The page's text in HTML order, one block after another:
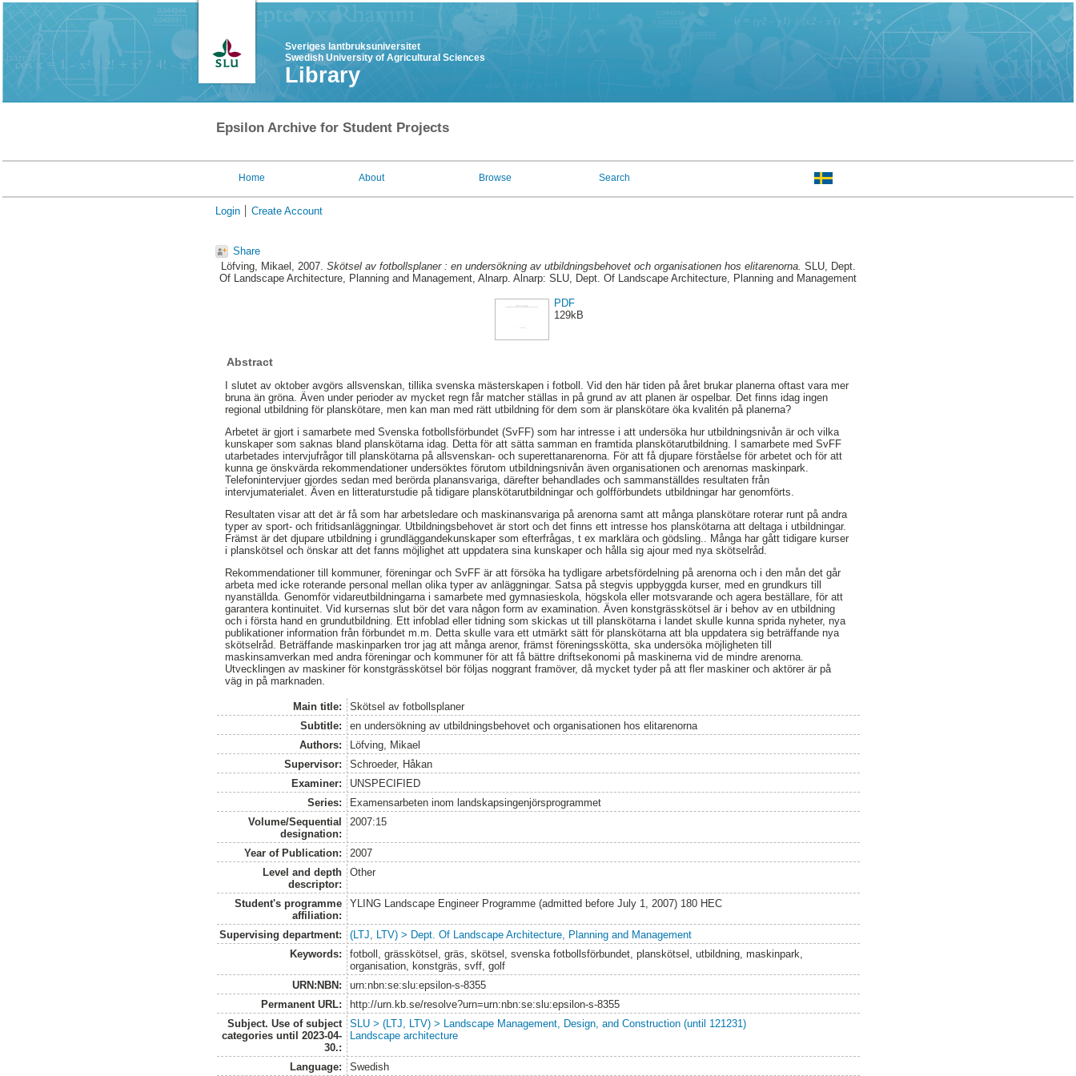
Sveriges lantbruksuniversitet
Swedish University of Agricultural Sciences
Library
Epsilon Archive for Student Projects
Home About Browse Search
Login Create Account
Share
Löfving, Mikael , 2007. Skötsel av fotbollsplaner : en undersökning av utbildningsbehovet och organisationen hos elitarenorna. SLU, Dept.
Of Landscape Architecture, Planning and Management, Alnarp. Alnarp: SLU, Dept. Of Landscape Architecture, Planning and Management
PDF
129kB
Abstract
I slutet av oktober avgörs allsvenskan, tillika svenska mästerskapen i fotboll. Vid den här tiden på året brukar planerna oftast vara mer
bruna än gröna. Även under perioder av mycket regn får matcher ställas in på grund av att planen är ospelbar. Det finns idag ingen
regional utbildning för planskötare, men kan man med rätt utbildning för dem som är planskötare öka kvalitén på planerna?
Arbetet är gjort i samarbete med Svenska fotbollsförbundet (SvFF) som har intresse i att undersöka hur utbildningsnivån är och vilka
kunskaper som saknas bland planskötarna idag. Detta för att sätta samman en framtida planskötarutbildning. I samarbete med SvFF
utarbetades intervjufrågor till planskötarna på allsvenskan- och superettanarenorna. För att få djupare förståelse för arbetet och för att
kunna ge önskvärda rekommendationer undersöktes förutom utbildningsnivån även organisationen och arenornas maskinpark.
Telefonintervjuer gjordes sedan med berörda planansvariga, därefter behandlades och sammanställdes resultaten från
intervjumaterialet. Även en litteraturstudie på tidigare planskötarutbildningar och golfförbundets utbildningar har genomförts.
Resultaten visar att det är få som har arbetsledare och maskinansvariga på arenorna samt att många planskötare roterar runt på andra
typer av sport- och fritidsanläggningar. Utbildningsbehovet är stort och det finns ett intresse hos planskötarna att deltaga i utbildningar.
Främst är det djupare utbildning i grundläggandekunskaper som efterfrågas, t ex marklära och gödsling.. Många har gått tidigare kurser
i planskötsel och önskar att det fanns möjlighet att uppdatera sina kunskaper och hålla sig ajour med nya skötselråd.
Rekommendationer till kommuner, föreningar och SvFF är att försöka ha tydligare arbetsfördelning på arenorna och i den mån det går
arbeta med icke roterande personal mellan olika typer av anläggningar. Satsa på stegvis uppbyggda kurser, med en grundkurs till
nyanställda. Genomför vidareutbildningarna i samarbete med gymnasieskola, högskola eller motsvarande och agera beställare, för att
garantera kontinuitet. Vid kursernas slut bör det vara någon form av examination. Även konstgrässkötsel är i behov av en utbildning
och i första hand en grundutbildning. Ett infoblad eller tidning som skickas ut till planskötarna i landet skulle kunna sprida nyheter, nya
publikationer information från förbundet m.m. Detta skulle vara ett utmärkt sätt för planskötarna att bla uppdatera sig beträffande nya
skötselråd. Beträffande maskinparken tror jag att många arenor, främst föreningsskötta, ska undersöka möjligheten till
maskinsamverkan med andra föreningar och kommuner för att få bättre driftsekonomi på maskinerna vid de mindre arenorna.
Utvecklingen av maskiner för konstgrässkötsel bör följas noggrant framöver, då mycket tyder på att fler maskiner och aktörer är på
väg in på marknaden.
Main title:
Skötsel av fotbollsplaner
Subtitle:
en undersökning av utbildningsbehovet och organisationen hos elitarenorna
Authors:
Löfving, Mikael
Supervisor:
Schroeder, Håkan
Examiner:
UNSPECIFIED
Series:
Examensarbeten inom landskapsingenjörsprogrammet
Volume/Sequential
designation:
2007:15
Year of Publication:
2007
Level and depth
descriptor:
Other
Student's programme
affiliation:
YLING Landscape Engineer Programme (admitted before July 1, 2007) 180 HEC
Supervising department:
(LTJ, LTV) > Dept. Of Landscape Architecture, Planning and Management
Keywords:
fotboll, grässkötsel, gräs, skötsel, svenska fotbollsförbundet, planskötsel, utbildning, maskinpark,
organisation, konstgräs, svff, golf
URN:NBN:
urn:nbn:se:slu:epsilon-s-8355
Permanent URL:
http://urn.kb.se/resolve?urn=urn:nbn:se:slu:epsilon-s-8355
Subject. Use of subject
categories until 2023-04-
30.:
SLU > (LTJ, LTV) > Landscape Management, Design, and Construction (until 121231)
Landscape architecture
Language: Swedish